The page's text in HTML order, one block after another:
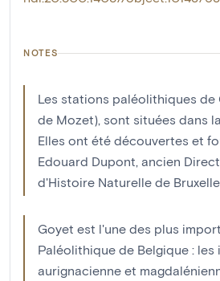
NOTES
Les stations paléolithiques de
de Mozet), sont situées dans
Elles ont été découvertes et
Edouard Dupont, ancien
d'Histoire Naturelle de
Goyet est l'une des plus
Paléolithique de Belgique : les
aurignacienne et